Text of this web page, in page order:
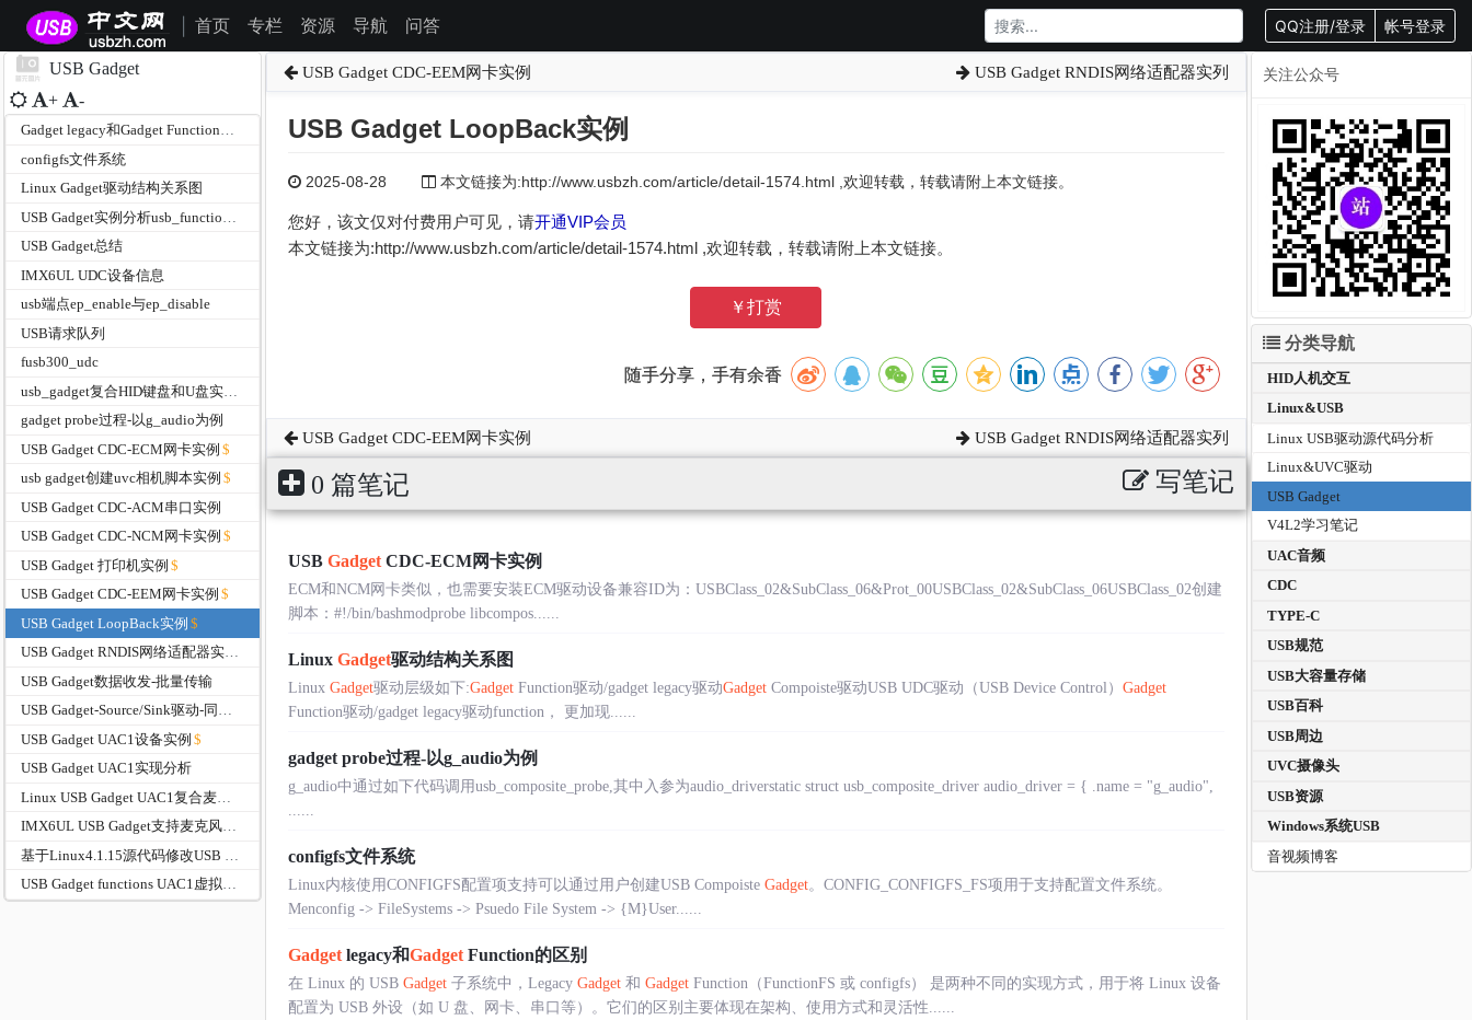
首页 专栏 资源 导航 问答 QQ注册/登录 帐号登录
USB Gadget
+ -
Gadget legacy和Gadget Function的区别
configfs文件系统
Linux Gadget驱动结构关系图
USB Gadget总结
IMX6UL UDC设备信息
usb端点ep_enable与ep_disable
USB请求队列
fusb300_udc
gadget probe过程-以g_audio为例
USB Gadget CDC-ECM网卡实例
usb gadget创建uvc相机脚本实例
USB Gadget CDC-ACM串口实例
USB Gadget CDC-NCM网卡实例
USB Gadget 打印机实例
USB Gadget CDC-EEM网卡实例
USB Gadget LoopBack实例
USB Gadget RNDIS网络适配器实列
USB Gadget数据收发-批量传输
USB Gadget-Source/Sink驱动-同步传输实例
USB Gadget UAC1设备实例
USB Gadget UAC1实现分析
IMX6UL USB Gadget支持麦克风扬声器f_uac1.c源代码
USB Gadget functions UAC1虚拟声卡g_audio_setup
USB Gadget CDC-EEM网卡实例 USB Gadget RNDIS网络适配器实列
USB Gadget LoopBack实例
2025-08-28 本文链接为:http://www.usbzh.com/article/detail-1574.html ,欢迎转载，转载请附上本文链接。
您好，该文仅对付费用户可见，请开通VIP会员
本文链接为:http://www.usbzh.com/article/detail-1574.html ,欢迎转载，转载请附上本文链接。
￥打赏
随手分享，手有余香
USB Gadget CDC-EEM网卡实例 USB Gadget RNDIS网络适配器实列
0 篇笔记 写笔记
USB GadgetCDC-ECM网卡实例
ECM和NCM网卡类似，也需要安装ECM驱动设备兼容ID为：USBClass_02&SubClass_06&Prot_00USBClass_02&SubClass_06USBClass_02创建
脚本：#!/bin/bashmodprobe libcompos......
Linux Gadget驱动结构关系图
Linux Gadget驱动层级如下:GadgetFunction驱动/gadget legacy驱动GadgetCompoiste驱动USB UDC驱动（USB Device Control） Gadget
Function驱动/gadget legacy驱动function， 更加现......
gadget probe过程-以g_audio为例
g_audio中通过如下代码调用usb_composite_probe,其中入参为audio_driverstatic struct usb_composite_driver audio_driver = { .name = "g_audio",
......
configfs文件系统
Linux内核使用CONFIGFS配置项支持可以通过用户创建USB Compoiste Gadget。CONFIG_CONFIGFS_FS项用于支持配置文件系统。
Menconfig -> FileSystems -> Psuedo File System -> {M}User......
Gadgetlegacy和GadgetFunction的区别
在 Linux 的 USB Gadget子系统中，Legacy Gadget和 GadgetFunction（FunctionFS 或 configfs） 是两种不同的实现方式，用于将 Linux 设备
配置为 USB 外设（如 U 盘、网卡、串口等）。它们的区别主要体现在架构、使用方式和灵活性......
关注公众号
分类导航
HID人机交互
Linux&USB
Linux USB驱动源代码分析
Linux&UVC驱动
USB Gadget
V4L2学习笔记
UAC音频
CDC
TYPE-C
USB规范
USB大容量存储
USB百科
USB周边
UVC摄像头
USB资源
Windows系统USB
音视频博客